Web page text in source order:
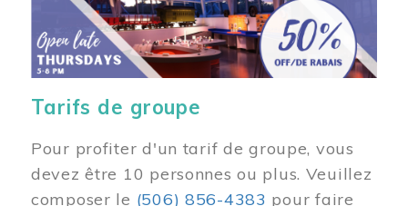
Tarifs de groupe
Pour profiter d'un tarif de groupe, vous
devez être 10 personnes ou plus. Veuillez
composer le (506) 856-4383 pour faire